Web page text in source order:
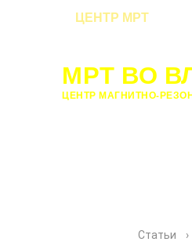
ЦЕНТР МРТ
МРТ ВО
ЦЕНТР МАГНИТНО-
Статьи ›